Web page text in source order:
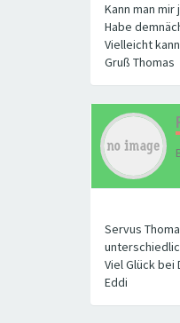
Kann man
Habe
Vielleicht
Gruß Thomas
Servus
Viel Glück bei
Eddi